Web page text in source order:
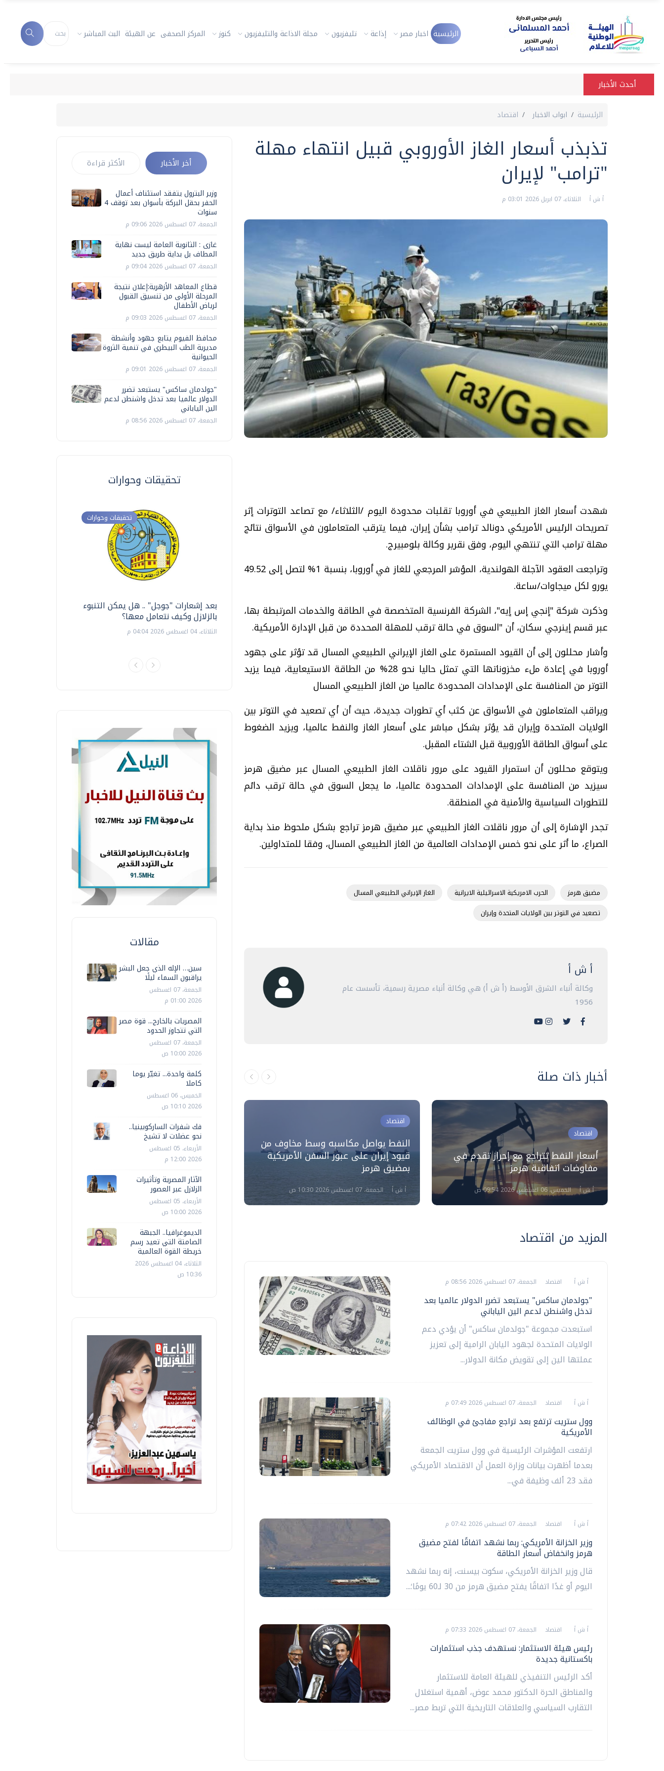
الرئيسية اخبار مصر إذاعة تليفزيون مجلة الاذاعة والتليفزيون كنوز المركز الصحفى عن الهيئة البث المباشر
أحدث الأخبار
الرئيسية ابواب الاخبار اقتصاد
تذبذب أسعار الغاز الأوروبي قبيل انتهاء مهلة
"ترامب" لإيران
أ ش أ الثلاثاء، 07 ابريل 2026 03:01 م
شهدت أسعار الغاز الطبيعي في أوروبا تقلبات محدودة اليوم /الثلاثاء/ مع تصاعد التوترات إثر
تصريحات الرئيس الأمريكي دونالد ترامب بشأن إيران، فيما يترقب المتعاملون في الأسواق نتائج
مهلة ترامب التي تنتهي اليوم، وفق نقرير وكالة بلومبيرج.
وتراجعت العقود الآجلة الهولندية، المؤشر المرجعي للغاز في أوروبا، بنسبة 1% لتصل إلى 49.52
يورو لكل ميجاوات/ساعة.
وذكرت شركة "إنجي إس إيه"، الشركة الفرنسية المتخصصة في الطاقة والخدمات المرتبطة بها،
عبر قسم إينرجي سكان، أن "السوق في حالة ترقب للمهلة المحددة من قبل الإدارة الأمريكية.
وأشار محللون إلى أن القيود المستمرة على الغاز الإيراني الطبيعي المسال قد تؤثر على جهود
أوروبا في إعادة ملء مخزوناتها التي تمثل حاليا نحو 28% من الطاقة الاستيعابية، فيما يزيد
التوتر من المنافسة على الإمدادات المحدودة عالميا من الغاز الطبيعي المسال
ويراقب المتعاملون في الأسواق عن كثب أي تطورات جديدة، حيث أن أي تصعيد في التوتر بين
الولايات المتحدة وإيران قد يؤثر بشكل مباشر على أسعار الغاز والنفط عالميا، ويزيد الضغوط
على أسواق الطاقة الأوروبية قبل الشتاء المقبل.
ويتوقع محللون أن استمرار القيود على مرور ناقلات الغاز الطبيعي المسال عبر مضيق هرمز
سيزيد من المنافسة على الإمدادات المحدودة عالميا، ما يجعل السوق في حالة ترقب دائم
للتطورات السياسية والأمنية في المنطقة.
تجدر الإشارة إلى أن مرور ناقلات الغاز الطبيعي عبر مضيق هرمز تراجع بشكل ملحوظ منذ بداية
الصراع، ما أثر على نحو خمس الإمدادات العالمية من الغاز الطبيعي المسال، وفقا للمتداولين.
مضيق هرمز الحرب الامريكية الاسرائيلية الايرانية
الغاز الإيراني الطبيعي المسال
تصعيد في التوتر بين الولايات المتحدة وإيران
أ ش أ
وكالة أنباء الشرق الأوسط (أ ش أ) هي وكالة أنباء مصرية رسمية، تأسست عام
1956
أخبار ذات صلة
اقتصاد
أسابيع مع تصاعد التوتر بين أمريكا
الثلاثاء، 14 يوليو 2026 09:13 ص
اقتصاد
النفط يواصل مكاسبه وسط مخاوف من
قيود إيران على عبور السفن الأمريكية
بمضيق هرمز
أ ش أ الجمعة، 07 اغسطس 2026 10:30 ص
اقتصاد
أسعار النفط تتراجع مع إحراز تقدم في
مفاوضات اتفاقية هرمز
أ ش أ الخميس، 06 اغسطس 2026 09:54 ص
المزيد من اقتصاد
أ ش أ اقتصاد الجمعة، 07 اغسطس 2026 08:56 م
"جولدمان ساكس" يستبعد تضرر الدولار عالميا بعد
تدخل واشنطن لدعم الين الياباني
استبعدت مجموعة "جولدمان ساكس" أن يؤدي دعم
الولايات المتحدة لجهود اليابان الرامية إلى تعزيز
عملتها الين إلى تقويض مكانة الدولار...
أ ش أ اقتصاد الجمعة، 07 اغسطس 2026 07:49 م
وول ستريت ترتفع بعد تراجع مفاجئ في الوظائف
الأمريكية
ارتفعت المؤشرات الرئيسية في وول ستريت الجمعة
بعدما أظهرت بيانات وزارة العمل أن الاقتصاد الأمريكي
فقد 23 ألف وظيفة في...
أ ش أ اقتصاد الجمعة، 07 اغسطس 2026 07:42 م
وزير الخزانة الأمريكي: ربما نشهد اتفاقًا لفتح مضيق
هرمز وانخفاض أسعار الطاقة
قال وزير الخزانة الأمريكي، سكوت بيسنت، إنه ربما نشهد
اليوم أو غدًا اتفاقًا يفتح مضيق هرمز من 30 لـ60 يومًا؛...
أ ش أ اقتصاد الجمعة، 07 اغسطس 2026 07:33 م
رئيس هيئة الاستثمار: نستهدف جذب استثمارات
باكستانية جديدة
أكد الرئيس التنفيذي للهيئة العامة للاستثمار
والمناطق الحرة الدكتور محمد عوض، أهمية استغلال
التقارب السياسي والعلاقات التاريخية التي تربط مصر...
أخر الأخبار الأكثر قراءة
وزير البترول يتفقد استئناف أعمال
الحفر بحقل البركة بأسوان بعد توقف 4
سنوات
الجمعة، 07 اغسطس 2026 09:06 م
غازى : الثانوية العامة ليست نهاية
المطاف بل بداية طريق جديد
الجمعة، 07 اغسطس 2026 09:04 م
قطاع المعاهد الأزهرية:إعلان نتيجة
المرحلة الأولى من تنسيق القبول
لرياض الأطفال
الجمعة، 07 اغسطس 2026 09:03 م
محافظ الفيوم يتابع جهود وأنشطة
مديرية الطب البيطري في تنمية الثروة
الحيوانية
الجمعة، 07 اغسطس 2026 09:01 م
"جولدمان ساكس" يستبعد تضرر
الدولار عالميا بعد تدخل واشنطن لدعم
الين الياباني
الجمعة، 07 اغسطس 2026 08:56 م
تحقيقات وحوارات
تحقيقات وحوارات
بعد إشعارات "جوجل" .. هل يمكن التنبوء
بالزلازل وكيف نتعامل معها؟
الثلاثاء، 04 اغسطس 2026 04:04 م
تحقيقات وحوارات
دليلك للتنسيق الجامعي .. تساؤلات
وإجابات
السبت، 01 اغسطس 2026 10:25 ص
تحقيقات وحوارات
فيديو.. الإعلام الرقمي.. تقنيات واعدة
وتحديات هائلة
الخميس، 30 يوليو 2026 01:09 م
تحقيقات وحوارات
موجات الطقس الساخنة.. لماذا تحدث وكيف
مقالات
سين… الإله الذي جعل البشر
يراقبون السماء ليلًا
الجمعة، 07 اغسطس
2026 01:00 م
المصريات بالخارج... قوة مصر
التي تتجاوز الحدود
الجمعة، 07 اغسطس
2026 10:00 ص
كلمة واحدة... تغيّر يوما
كاملا
الخميس، 06 اغسطس
2026 10:10 ص
فك شفرات الساركوبينيا..
نحو عضلات لا تشيخ
الأربعاء، 05 اغسطس
2026 12:00 م
الآثار المصرية وتأثيرات
الزلازل عبر العصور
الأربعاء، 05 اغسطس
2026 10:00 ص
الديموغرافيا.. الجبهة
الصامتة التي تعيد رسم
خريطة القوة العالمية
الثلاثاء، 04 اغسطس 2026
10:36 ص